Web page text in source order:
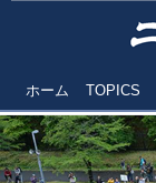
ホーム TOPICS